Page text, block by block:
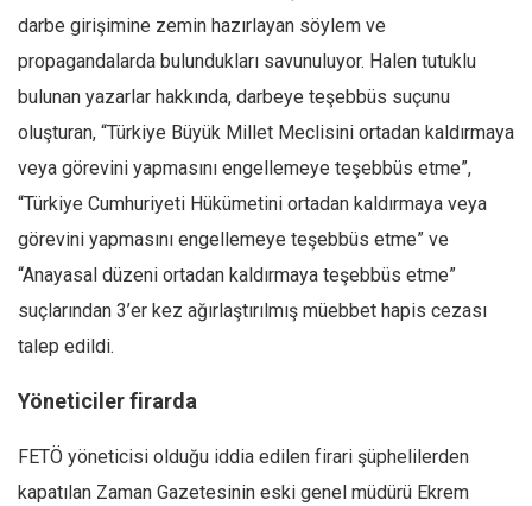
darbe girişimine zemin hazırlayan söylem ve
propagandalarda bulundukları savunuluyor. Halen tutuklu
bulunan yazarlar hakkında, darbeye teşebbüs suçunu
oluşturan, “Türkiye Büyük Millet Meclisini ortadan kaldırmaya
veya görevini yapmasını engellemeye teşebbüs etme”,
“Türkiye Cumhuriyeti Hükümetini ortadan kaldırmaya veya
görevini yapmasını engellemeye teşebbüs etme” ve
“Anayasal düzeni ortadan kaldırmaya teşebbüs etme”
suçlarından 3’er kez ağırlaştırılmış müebbet hapis cezası
talep edildi.
Yöneticiler firarda
FETÖ yöneticisi olduğu iddia edilen firari şüphelilerden
kapatılan Zaman Gazetesinin eski genel müdürü Ekrem